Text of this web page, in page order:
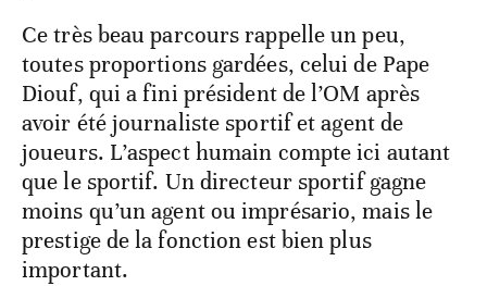
Ce très beau parcours rappelle un peu,
toutes proportions gardées, celui de Pape
Diouf, qui a fini président de l’OM après
avoir été journaliste sportif et agent de
joueurs. L’aspect humain compte ici autant
que le sportif. Un directeur sportif gagne
moins qu’un agent ou imprésario, mais le
prestige de la fonction est bien plus
important.